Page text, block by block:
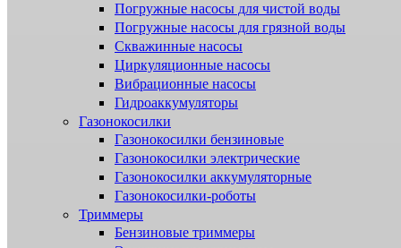
Погружные насосы для чистой воды
Погружные насосы для грязной воды
Скважинные насосы
Циркуляционные насосы
Вибрационные насосы
Гидроаккумуляторы
Газонокосилки
Газонокосилки бензиновые
Газонокосилки электрические
Газонокосилки аккумуляторные
Газонокосилки-роботы
Триммеры
Бензиновые триммеры